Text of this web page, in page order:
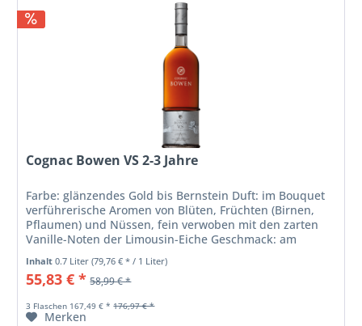
Cognac Bowen VS 2-3 Jahre
Farbe: glänzendes Gold bis Bernstein Duft: im Bouquet
verführerische Aromen von Blüten, Früchten (Birnen,
Pflaumen) und Nüssen, fein verwoben mit den zarten
Vanille-Noten der Limousin-Eiche Geschmack: am
Gaumen zugleich sanft und...
Inhalt0.7 Liter(79,76 € * / 1 Liter)
55,83 € * 58,99 € *
3 Flaschen 167,49 € * 176,97 € *
Merken